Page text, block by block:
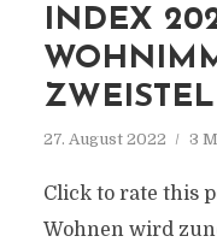
INDEX
27. August 2022 3
Click to rate this
Wohnen wird